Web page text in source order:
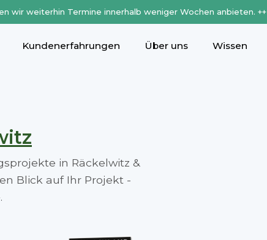
wir weiterhin Termine innerhalb weniger Wochen anbieten. ++
Kundenerfahrungen Über uns Wissen
in Räckelwitz &
Blick auf Ihr Projekt -